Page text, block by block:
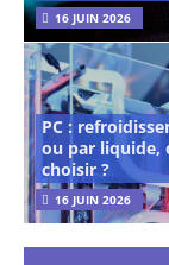
16 JUIN 2026
PC :
ou par liquide,
choisir ?
16 JUIN 2026